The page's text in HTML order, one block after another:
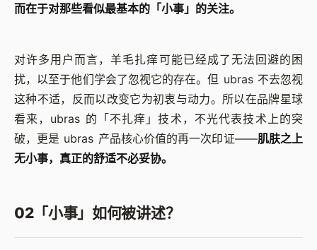
而在于对那些看似最基本的「小事」的关注。
对许多用户而言，羊毛扎痒可能已经成了无法回避的困
扰，以至于他们学会了忽视它的存在。但 ubras 不去忽视
这种不适，反而以改变它为初衷与动力。所以在品牌星球
看来，ubras 的「不扎痒」技术，不光代表技术上的突
破，更是 ubras 产品核心价值的再一次印证——肌肤之上
无小事，真正的舒适不必妥协。
02「小事」如何被讲述？